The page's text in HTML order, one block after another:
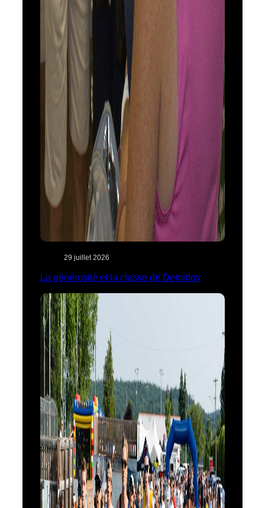
29 juillet 2026
La générosité et la classe de Demidov